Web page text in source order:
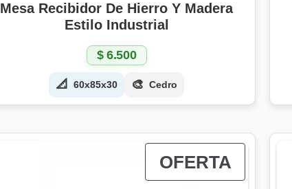
Mesa Recibidor De Hierro Y Madera
Estilo Industrial
📐 60x85x30 🎨 Cedro
$6.500
OFERTAP